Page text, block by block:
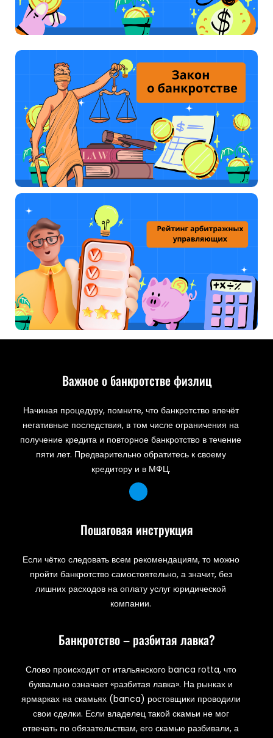
Важное о банкротстве физлиц
Начиная процедуру, помните, что банкротство влечёт
негативные последствия, в том числе ограничения на
получение кредита и повторное банкротство в течение
пяти лет. Предварительно обратитесь к своему
кредитору и в МФЦ.
Пошаговая инструкция
Если чётко следовать всем рекомендациям, то можно
пройти банкротство самостоятельно, а значит, без
лишних расходов на оплату услуг юридической
компании.
Банкротство – разбитая лавка?
Слово происходит от итальянского banca rotta, что
буквально означает «разбитая лавка». На рынках и
ярмарках на скамьях (banca) ростовщики проводили
свои сделки. Если владелец такой скамьи не мог
отвечать по обязательствам, его скамью разбивали, а